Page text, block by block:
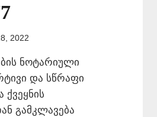
2022
ნოტარიული
და სწრაფი
გამკლავება